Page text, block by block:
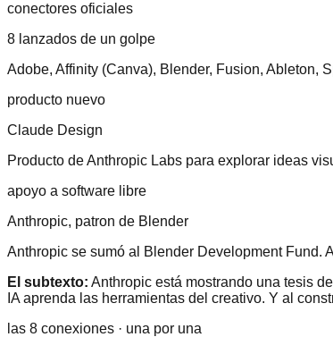
conectores oficiales
8 lanzados de un golpe
Adobe, Affinity (Canva), Blender, Fusion, Ableton,
producto nuevo
Claude Design
Producto de Anthropic Labs para explorar ideas
apoyo a software libre
Anthropic, patron de Blender
Anthropic se sumó al Blender Development Fund.
El subtexto: Anthropic está mostrando una tesis
IA aprenda las herramientas del creativo. Y al
las 8 conexiones · una por una